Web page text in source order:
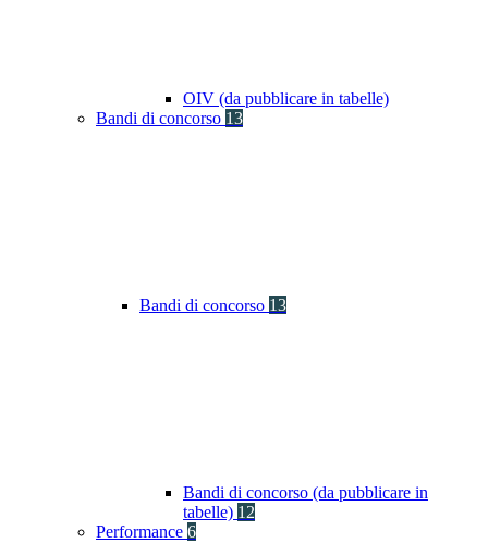
OIV (da pubblicare in tabelle)
Bandi di concorso 13
Bandi di concorso 13
Bandi di concorso (da pubblicare in
tabelle) 12
Performance 6